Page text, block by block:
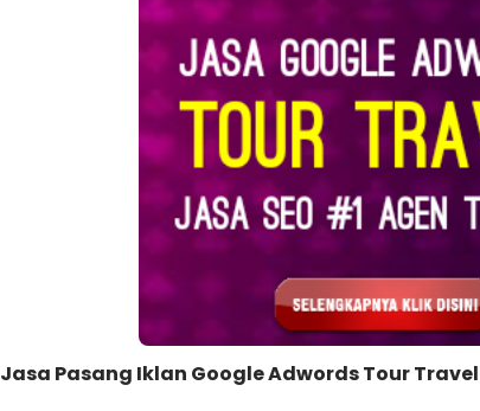
Jasa Pasang Iklan Google Adwords Tour